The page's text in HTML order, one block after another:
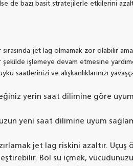
de bazı basit stratejilerle etkilerini
jet lag olmamak zor olabilir
işlemeye devam etmesine
saatlerinizi ve alışkanlıklarınızı
yerin saat dilimine göre
yeni saat dilimine uyum
jet lag riskini azaltır. Uçuş
Bol su içmek,